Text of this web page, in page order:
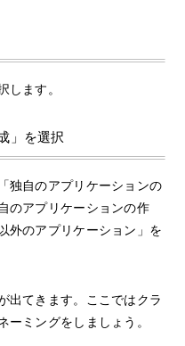
します。
」を選択
独自のアプリケーションの
のアプリケーションの作
外のアプリケーション」を
出てきます。ここではクラ
ーミングをしましょう。